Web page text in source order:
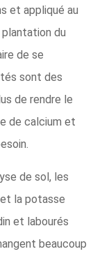
et appliqué au
du
de se
sont des
de rendre le
de calcium et
de sol, les
la potasse
et labourés
beaucoup